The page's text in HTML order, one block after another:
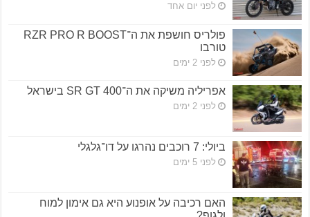
לפני יום אחד
פולריס חושפת את ה־RZR PRO R BOOST
טורבו
לפני 2 ימים
אפריליה משיקה את ה־SR GT 400 בישראל
לפני 2 ימים
ביולי: 7 רוכבים נהרגו על דו־גלגלי
לפני 5 ימים
האם רכיבה על אופנוע היא גם אימון למוח